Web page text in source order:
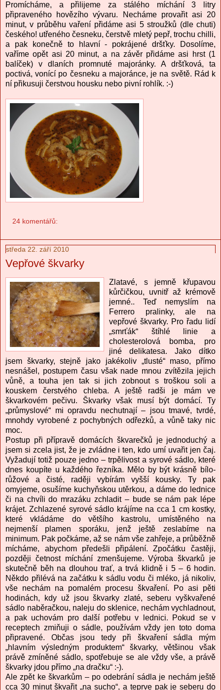
Promícháme, a přilijeme za stálého míchání 3 litry
připraveného hovězího vývaru. Necháme provařit asi 20
minut, v průběhu vaření přidáme asi 5 stroužků (dle chuti)
českého! utřeného česneku, čerstvě mletý pepř, trochu chilli,
a pak konečně to hlavní - pokrájené dršťky. Dosolíme,
vaříme opět asi 20 minut, a na závěr přidáme asi hrst (1
balíček) v dlaních promnuté majoránky. A dršťková, ta
poctivá, vonící po česneku a majoránce, je na světě. Rád k
ní přikusuji čerstvou housku nebo pivní rohlík. :-)
24 komentářů:
středa 22. září 2010
Vepřové škvarky
Zlatavé, s jemně křupavou
kůrčičkou, uvnitř až krémově
jemné.. Teď nemyslím na
Ferrero pralinky, ale na
vepřové škvarky. Pro řadu lidí
„smrťák“ štíhlé linie a
cholesterolová bomba, pro
jiné delikatesa. Jako dítko
jsem škvarky, stejně jako jakékoliv „tlusté“ maso, přímo
nesnášel, postupem času však nade mnou zvítězila jejich
vůně, a touha jen tak si jich zobnout s troškou soli a
kouskem čerstvého chleba. A ještě radši je mám ve
škvarkovém pečivu. Škvarky však musí být domácí. Ty
„průmyslové“ mi opravdu nechutnají – jsou tmavé, tvrdé,
mnohdy vyrobené z pochybných odřezků, a vůně taky nic
moc.
Postup při přípravě domácích škvarečků je jednoduchý a
jsem si zcela jist, že je zvládne i ten, kdo umí uvařit jen čaj.
Vyžadují totiž pouze jedno – trpělivost a syrové sádlo, které
dnes koupíte u každého řezníka. Mělo by být krásně bílo-
růžové a čisté, raději vybírám vyšší kousky. Ty pak
omyjeme, osušíme kuchyňskou utěrkou, a dáme do lednice
či na chvíli do mrazáku zchladit – bude se nám pak lépe
krájet. Zchlazené syrové sádlo krájíme na cca 1 cm kostky,
které vkládáme do většího kastrolu, umístěného na
nejmenší plamen sporáku, jenž ještě zeslabíme na
minimum. Pak počkáme, až se nám vše zahřeje, a průběžně
mícháme, abychom předešli připálení. Zpočátku častěji,
později četnost míchání zmenšujeme. Výroba škvarků je
skutečně běh na dlouhou trať, a trvá klidně i 5 – 6 hodin.
Někdo přilévá na začátku k sádlu vodu či mléko, já nikoliv,
vše nechám na pomalém procesu škvaření. Po asi pěti
hodinách, kdy už jsou škvarky zlaté, seberu vyškvařené
sádlo naběračkou, naleju do sklenice, nechám vychladnout,
a pak uchovám pro další potřebu v lednici. Pokud se v
receptech zmiňuji o sádle, používám vždy jen toto doma
připravené. Občas jsou tedy při škvaření sádla mým
„hlavním výsledným produktem“ škvarky, většinou však
právě zmíněné sádlo, spotřebuje se ale vždy vše, a právě
škvarky jdou přímo „na dračku“ :-).
Ale zpět ke škvarkům – po odebrání sádla je nechám ještě
cca 30 minut škvařit „na sucho“, a teprve pak je seberu do